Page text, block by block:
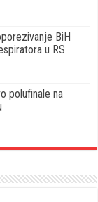
BiH
u RS
polufinale na